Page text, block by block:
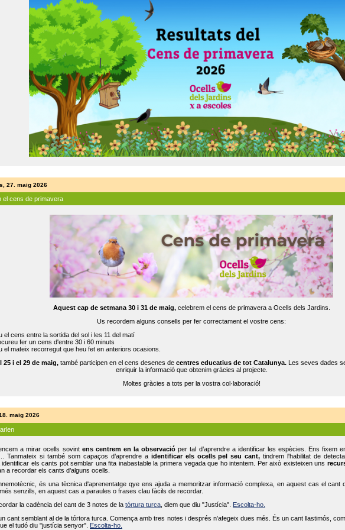
27. maig 2026
el cens de primavera
Aquest cap de setmana 30 i 31 de maig,celebrem el cens de primavera a Ocells dels Jardins.
Us recordem alguns consells per fer correctament el vostre cens:
el cens entre la sortida del sol i les 11 del matí
fer un cens d'entre 30 i 60 minuts
el mateix recorregut que heu fet en anteriors ocasions.
25 i el 29 de maig,també participen en el cens desenes de centres educatius de tot Catalunya.Les seves dades
enriquir la informació que obtenim gràcies al projecte.
Moltes gràcies a tots per la vostra col·laboració!
maig 2026
a mirar ocells sovint ens centrem en la observació per tal d’aprendre a identificar les espècies. Ens fixem
Tanmateix si també som capaços d’aprendre a identificar els ocells pel seu cant, tindrem l'habilitat de
els cants pot semblar una fita inabastable la primera vegada que ho intentem. Per això existeixen uns
a recordar els cants d’alguns ocells.
és una tècnica d'aprenentatge qye ens ajuda a memoritzar informació complexa, en aquest cas el cant
senzills, en aquest cas a paraules o frases clau fàcils de recordar.
la cadència del cant de 3 notes de la tórtura turca , diem que diu "Justícia".
Escolta-ho.
cant semblant al de la tórtora turca. Comença amb tres notes i després n'afegeix dues més. És un cant llastimós,
el tudó diu "justícia senyor".
Escolta-ho.